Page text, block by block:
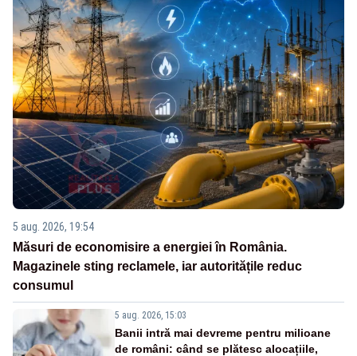
5 aug. 2026, 19:54
Măsuri de economisire a energiei în România.
Magazinele sting reclamele, iar autoritățile reduc
consumul
5 aug. 2026, 15:03
Banii intră mai devreme pentru milioane
de români: când se plătesc alocațiile,